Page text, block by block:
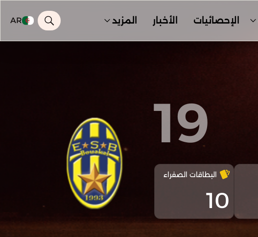
الإحصائيات الأخبار المزيد AR
البطاقات الصفراء
10
19